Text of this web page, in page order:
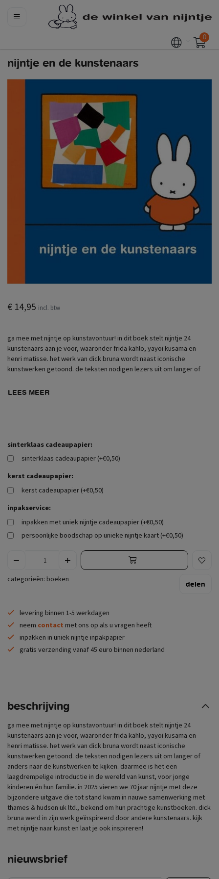
0
nijntje en de kunstenaars
€ 14,95 incl. btw
ga mee met nijntje op kunstavontuur! in dit boek stelt nijntje 24
kunstenaars aan je voor, waaronder frida kahlo, yayoi kusama en
henri matisse. het werk van dick bruna wordt naast iconische
kunstwerken getoond. de teksten nodigen lezers uit om langer of
LEES MEER
sinterklaas cadeaupapier:
sinterklaas cadeaupapier (+€0,50)
kerst cadeaupapier:
kerst cadeaupapier (+€0,50)
inpakservice:
inpakken met uniek nijntje cadeaupapier (+€0,50)
persoonlijke boodschap op unieke nijntje kaart (+€0,50)
categorieën: boeken
delen
levering binnen 1-5 werkdagen
neem contact met ons op als u vragen heeft
inpakken in uniek nijntje inpakpapier
gratis verzending vanaf 45 euro binnen nederland
beschrijving
ga mee met nijntje op kunstavontuur! in dit boek stelt nijntje 24
kunstenaars aan je voor, waaronder frida kahlo, yayoi kusama en
henri matisse. het werk van dick bruna wordt naast iconische
kunstwerken getoond. de teksten nodigen lezers uit om langer of
anders naar de kunstwerken te kijken. daarmee is het een
laagdrempelige introductie in de wereld van kunst, voor jonge
kinderen én hun familie. in 2025 vieren we 70 jaar nijntje met deze
bijzondere uitgave die tot stand kwam in nauwe samenwerking met
thames & hudson uk ltd., bekend om hun prachtige kunstboeken. dick
bruna werd in zijn werk geïnspireerd door andere kunstenaars. kijk
met nijntje naar kunst en laat je ook inspireren!
nieuwsbrief